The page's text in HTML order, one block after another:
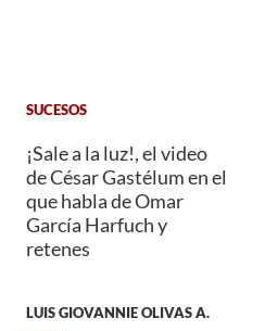
SUCESOS
¡Sale a la luz!, el video
de César Gastélum en el
que habla de Omar
García Harfuch y
retenes
LUIS GIOVANNIE OLIVAS A.